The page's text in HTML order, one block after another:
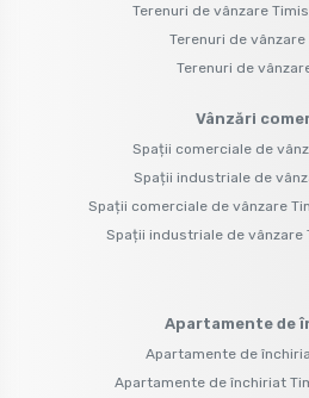
Terenuri de vânzare
Terenuri de vânzare
Terenuri de
Vânzări
Spații comerciale de
Spații industriale de
Spații comerciale de vânzare
Spații industriale de vânzare
Apartamente de
Apartamente de
Apartamente de închiriat